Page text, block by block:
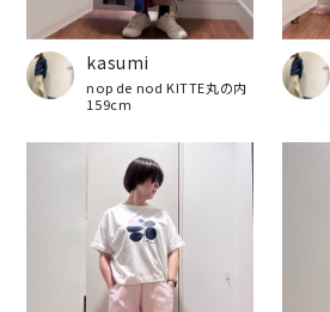
kasumi
nop de nod KITTE丸の内
159cm